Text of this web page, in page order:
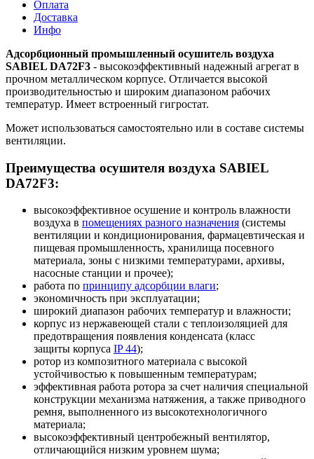
Оплата
Доставка
Инфо
Адсорбционный промышленный осушитель воздуха
SABIEL DA72F3 - высокоэффективный надежный агрегат в
прочном металлическом корпусе. Отличается высокой
производительностью и широким диапазоном рабочих
температур. Имеет встроенный гигростат.
Может использоваться самостоятельно или в составе системы
вентиляции.
Преимущества осушителя воздуха SABIEL
DA72F3:
высокоэффективное осушение и контроль влажности
воздуха в помещениях разного назначения (системы
вентиляции и кондиционирования, фармацевтическая и
пищевая промышленность, хранилища посевного
материала, зоны с низкими температурами, архивы,
насосные станции и прочее);
работа по принципу адсорбции влаги;
экономичность при эксплуатации;
широкий диапазон рабочих температур и влажности;
корпус из нержавеющей стали с теплоизоляцией для
предотвращения появления конденсата (класс
защиты корпуса IP 44);
ротор из композитного материала с высокой
устойчивостью к повышенным температурам;
эффективная работа ротора за счет наличия специальной
конструкции механизма натяжения, а также приводного
ремня, выполненного из высокотехнологичного
материала;
высокоэффективный центробежный вентилятор,
отличающийся низким уровнем шума;